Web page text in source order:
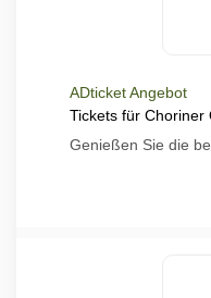
ADticket Angebot
Tickets für
Genießen Sie die